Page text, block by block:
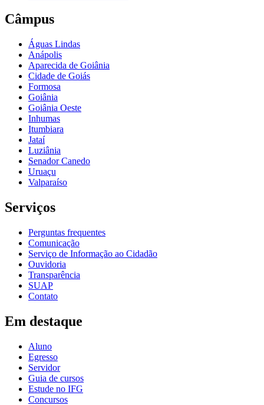
Câmpus
Águas Lindas
Anápolis
Aparecida de Goiânia
Cidade de Goiás
Formosa
Goiânia
Goiânia Oeste
Inhumas
Itumbiara
Jataí
Luziânia
Senador Canedo
Uruaçu
Valparaíso
Serviços
Perguntas frequentes
Comunicação
Serviço de Informação ao Cidadão
Ouvidoria
Transparência
SUAP
Contato
Em destaque
Aluno
Egresso
Servidor
Guia de cursos
Estude no IFG
Concursos